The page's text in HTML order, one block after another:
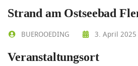
Strand am Ostseebad
BUEROOEDING 3. April 2025
Veranstaltungsort